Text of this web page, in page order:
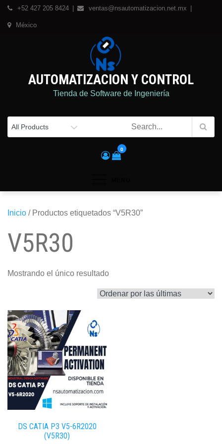
Skip
+52 427 205 8424 ventas@nsautomatizacion.net.mx
México
AUTOMATIZACION Y CONTROL
Tienda de Software de Ingeniería
0
Inicio / Productos etiquetados “V5R30”
V5R30
Mostrando el único resultado
DS CATIA P3 V5-6R2020
(V5R30)